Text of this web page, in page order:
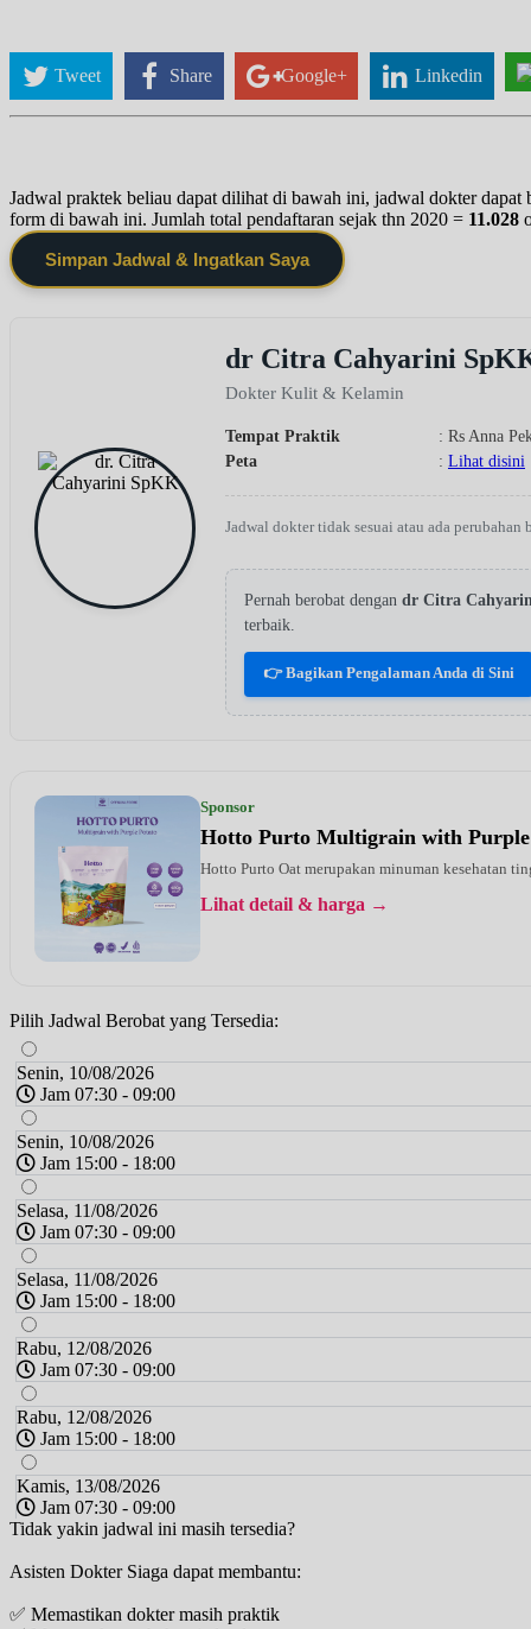
Tweet Share Google+ Linkedin
Jadwal praktek beliau dapat dilihat di bawah ini, jadwal dokter dapat
form di bawah ini. Jumlah total pendaftaran sejak thn 2020 = 11.028
Simpan Jadwal & Ingatkan Saya
dr Citra Cahyarini
Dokter Kulit & Kelamin
Tempat Praktik
: Rs Anna
Peta
: Lihat disini
Jadwal dokter tidak sesuai atau ada perubahan
Pernah berobat dengan dr Citra
terbaik.
👉 Bagikan Pengalaman Anda di Sini
Sponsor
Hotto Purto Multigrain with
Hotto Purto Oat merupakan minuman kesehatan
Lihat detail & harga →
Pilih Jadwal Berobat yang Tersedia:
Senin, 10/08/2026
Jam 07:30 - 09:00
Senin, 10/08/2026
Jam 15:00 - 18:00
Selasa, 11/08/2026
Jam 07:30 - 09:00
Selasa, 11/08/2026
Jam 15:00 - 18:00
Rabu, 12/08/2026
Jam 07:30 - 09:00
Rabu, 12/08/2026
Jam 15:00 - 18:00
Kamis, 13/08/2026
Jam 07:30 - 09:00
Jam 15:00 - 18:00
Jumat, 14/08/2026
Tidak yakin jadwal ini masih tersedia?
Asisten Dokter Siaga dapat membantu:
✅ Memastikan dokter masih praktik